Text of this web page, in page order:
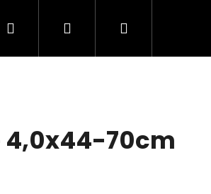
Kontakty
Hledat PřihlášeníNákupní
4,0x44-70cm